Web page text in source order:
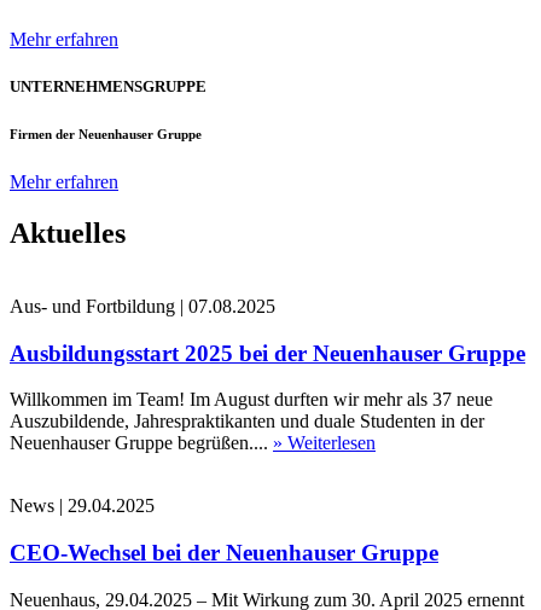
Mehr erfahren
UNTERNEHMENSGRUPPE
Firmen der Neuenhauser Gruppe
Mehr erfahren
Aktuelles
Aus- und Fortbildung | 07.08.2025
Ausbildungsstart 2025 bei der Neuenhauser Gruppe
Willkommen im Team! Im August durften wir mehr als 37 neue
Auszubildende, Jahrespraktikanten und duale Studenten in der
Neuenhauser Gruppe begrüßen.... » Weiterlesen
News | 29.04.2025
CEO-Wechsel bei der Neuenhauser Gruppe
Neuenhaus, 29.04.2025 – Mit Wirkung zum 30. April 2025 ernennt